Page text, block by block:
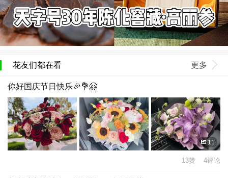
花友们都在看 更多
你好国庆节日快乐🎉💐🤗
11
13赞 4评论